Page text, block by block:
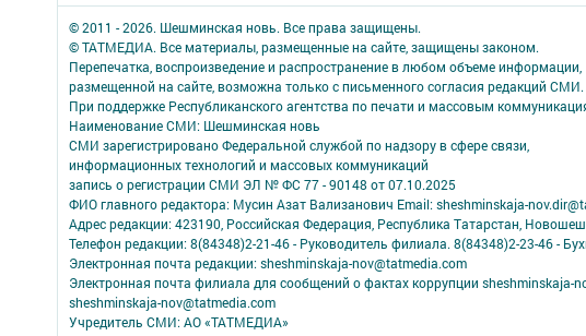
© 2011 - 2026. Шешминская новь. Все права защищены.
© ТАТМЕДИА. Все материалы, размещенные на сайте, защищены законом.
Перепечатка, воспроизведение и распространение в любом объеме информации,
размещенной на сайте, возможна только с письменного согласия редакций СМИ.
При поддержке Республиканского агентства по печати и массовым
Наименование СМИ: Шешминская новь
СМИ зарегистрировано Федеральной службой по надзору в сфере связи,
информационных технологий и массовых коммуникаций
запись о регистрации СМИ ЭЛ № ФС 77 - 90148 от 07.10.2025
ФИО главного редактора: Мусин Азат Вализанович Email: sheshminskaja-
Адрес редакции: 423190, Российская Федерация, Республика Татарстан,
Телефон редакции: 8(84348)2-21-46 - Руководитель филиала. 8(84348)2-23-46 -
Электронная почта редакции: sheshminskaja-nov@tatmedia.com
Электронная почта филиала для сообщений о фактах коррупции sheshminskaja-
sheshminskaja-nov@tatmedia.com
Учредитель СМИ: АО «ТАТМЕДИА»